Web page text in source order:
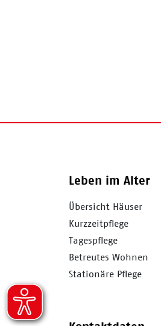
Leben im Alter
Übersicht Häuser
Kurzzeitpflege
Tagespflege
Betreutes Wohnen
Stationäre Pflege